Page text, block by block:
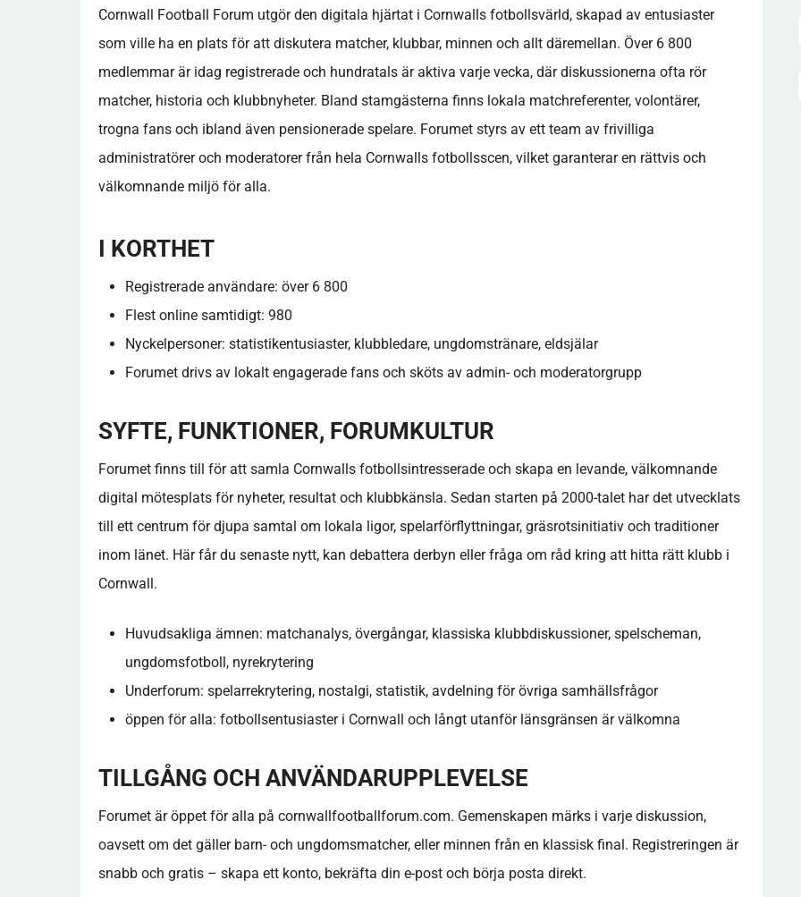
Cornwall Football Forum utgör den digitala hjärtat i Cornwalls fotbollsvärld, skapad av entusiaster
som ville ha en plats för att diskutera matcher, klubbar, minnen och allt däremellan. Över 6 800
medlemmar är idag registrerade och hundratals är aktiva varje vecka, där diskussionerna ofta rör
matcher, historia och klubbnyheter. Bland stamgästerna finns lokala matchreferenter, volontärer,
trogna fans och ibland även pensionerade spelare. Forumet styrs av ett team av frivilliga
administratörer och moderatorer från hela Cornwalls fotbollsscen, vilket garanterar en rättvis och
välkomnande miljö för alla.
I KORTHET
Registrerade användare: över 6 800
Flest online samtidigt: 980
Nyckelpersoner: statistikentusiaster, klubbledare, ungdomstränare, eldsjälar
Forumet drivs av lokalt engagerade fans och sköts av admin- och moderatorgrupp
SYFTE, FUNKTIONER, FORUMKULTUR
Forumet finns till för att samla Cornwalls fotbollsintresserade och skapa en levande, välkomnande
digital mötesplats för nyheter, resultat och klubbkänsla. Sedan starten på 2000-talet har det utvecklats
till ett centrum för djupa samtal om lokala ligor, spelarförflyttningar, gräsrotsinitiativ och traditioner
inom länet. Här får du senaste nytt, kan debattera derbyn eller fråga om råd kring att hitta rätt klubb i
Cornwall.
Huvudsakliga ämnen: matchanalys, övergångar, klassiska klubbdiskussioner, spelscheman,
ungdomsfotboll, nyrekrytering
Underforum: spelarrekrytering, nostalgi, statistik, avdelning för övriga samhällsfrågor
öppen för alla: fotbollsentusiaster i Cornwall och långt utanför länsgränsen är välkomna
TILLGÅNG OCH ANVÄNDARUPPLEVELSE
Forumet är öppet för alla på cornwallfootballforum.com. Gemenskapen märks i varje diskussion,
oavsett om det gäller barn- och ungdomsmatcher, eller minnen från en klassisk final. Registreringen är
snabb och gratis – skapa ett konto, bekräfta din e-post och börja posta direkt.